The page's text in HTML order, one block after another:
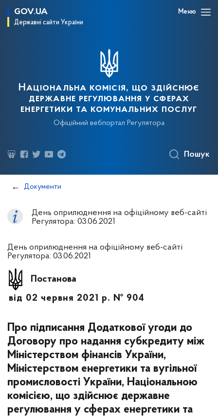
GOV.UA
Державні сайти України
Меню
Національна комісія, що здійснює
державне регулювання у сферах
енергетики та комунальних послуг
Офіційний вебпортал Регулятора
Пошук
Документи
День оприлюднення на офіційному веб-сайті
Регулятора: 03.06.2021
День оприлюднення на офіційному веб-сайті
Регулятора: 03.06.2021
Постанова
від 02 червня 2021 р. № 904
Про підписання Додаткової угоди до
Договору про надання субкредиту між
Міністерством фінансів України,
Міністерством енергетики та вугільної
промисловості України, Національною
комісією, що здійснює державне
регулювання у сферах енергетики та